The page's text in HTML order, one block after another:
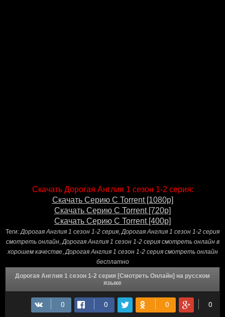
Скачать Дорогая Англия 1 сезон 1-2 серия:
Скачать Серию С Torrent [1080p]
Скачать Серию С Torrent [720p]
Скачать Серию С Torrent [400p]
Теги: Дорогая Англия 1 сезон 1-2 серия Дорогая Англия 1 сезон 1-2 серия
смотреть онлайн, Дорогая Англия 1 сезон 1-2 серия смотреть онлайн в
хорошем качестве, Дорогая Англия 1 сезон 1-2 серия смотреть онлайн
бесплатно
Дорогая Англия 1 сезон 1-2 серия [Смотреть Онлайн] на русском
языке